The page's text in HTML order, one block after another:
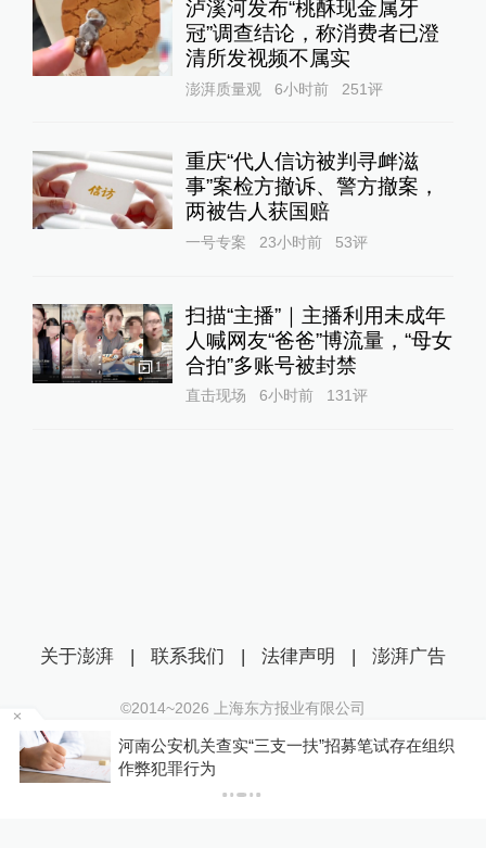
泸溪河发布“桃酥现金属牙
冠”调查结论，称消费者已澄
清所发视频不属实
澎湃质量观 6小时前 251评
重庆“代人信访被判寻衅滋
事”案检方撤诉、警方撤案，
两被告人获国赔
一号专案 23小时前 53评
1
扫描“主播”｜主播利用未成年
人喊网友“爸爸”博流量，“母女
合拍”多账号被封禁
直击现场 6小时前 131评
河南公安机关查实“三支一扶”招募笔试存在组织
作弊犯罪行为
关于澎湃 | 联系我们 | 法律声明 | 澎湃广告
©2014~2026 上海东方报业有限公司
沪ICP证：沪B2-20170116 | 沪ICP备14003370号
互联网新闻信息服务许可证：31120170006
沪公网安备 31010602000299号